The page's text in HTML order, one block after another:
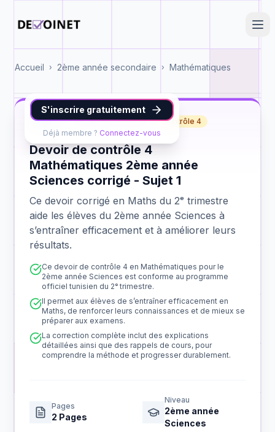
Accueil › 2ème année secondaire › Mathématiques
S'inscrire gratuitement
Déjà membre ? Connectez-vous
Maths 2ème année Sciences contrôle 4
Devoir de contrôle 4
Mathématiques 2ème année
Sciences corrigé - Sujet 1
Ce devoir corrigé en Maths du 2ᵉ trimestre
aide les élèves du 2ème année Sciences à
s’entraîner efficacement et à améliorer leurs
résultats.
Ce devoir de contrôle 4 en Mathématiques pour le
2ème année Sciences est conforme au programme
officiel tunisien du 2ᵉ trimestre.
Il permet aux élèves de s’entraîner efficacement en
Maths, de renforcer leurs connaissances et de mieux se
préparer aux examens.
La correction complète inclut des explications
détaillées ainsi que des rappels de cours, pour
comprendre la méthode et progresser durablement.
Pages
2 Pages
Niveau
2ème année
Sciences